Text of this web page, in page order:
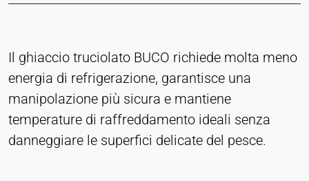
Il ghiaccio truciolato BUCO richiede molta meno
energia di refrigerazione, garantisce una
manipolazione più sicura e mantiene
temperature di raffreddamento ideali senza
danneggiare le superfici delicate del pesce.